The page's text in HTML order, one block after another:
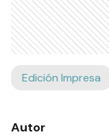
Edición Impresa
Autor